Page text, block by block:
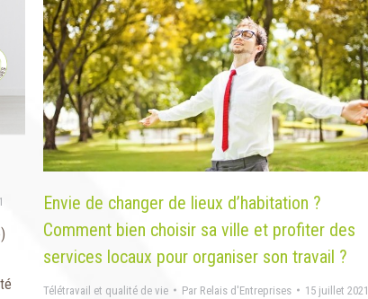
Envie de changer de lieux d’habitation ?
Comment bien choisir sa ville et profiter des
services locaux pour organiser son travail ?
Télétravail et qualité de vie Par Relais d'Entreprises 15 juillet 2021